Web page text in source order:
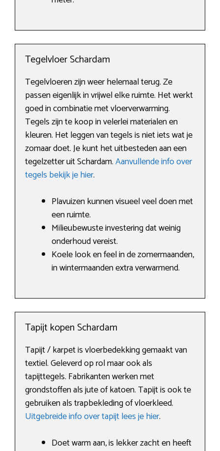
Tegelvloer Schardam
Tegelvloeren zijn weer helemaal terug. Ze
passen eigenlijk in vrijwel elke ruimte. Het werkt
goed in combinatie met vloerverwarming.
Tegels zijn te koop in velerlei materialen en
kleuren. Het leggen van tegels is niet iets wat je
zomaar doet. Je kunt het uitbesteden aan een
tegelzetter uit Schardam.Aanvullende info over
tegels bekijk je hier.
Plavuizen kunnen visueel veel doen met
een ruimte.
Milieubewuste investering dat weinig
onderhoud vereist.
Koele look en feel in de zomermaanden,
in wintermaanden extra verwarmend.
Tapijt kopen Schardam
Tapijt / karpet is vloerbedekking gemaakt van
textiel. Geleverd op rol maar ook als
tapijttegels. Fabrikanten werken met
grondstoffen als jute of katoen. Tapijt is ook te
gebruiken als trapbekleding of vloerkleed.
Uitgebreide info over tapijt lees je hier.
Doet warm aan, is lekker zacht en heeft